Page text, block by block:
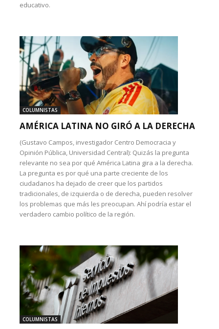
educativo.
COLUMNISTAS
AMÉRICA LATINA NO GIRÓ A LA DERECHA
(Gustavo Campos, investigador Centro Democracia y
Opinión Pública, Universidad Central): Quizás la pregunta
relevante no sea por qué América Latina gira a la derecha.
La pregunta es por qué una parte creciente de los
ciudadanos ha dejado de creer que los partidos
tradicionales, de izquierda o de derecha, pueden resolver
los problemas que más les preocupan. Ahí podría estar el
verdadero cambio político de la región.
COLUMNISTAS